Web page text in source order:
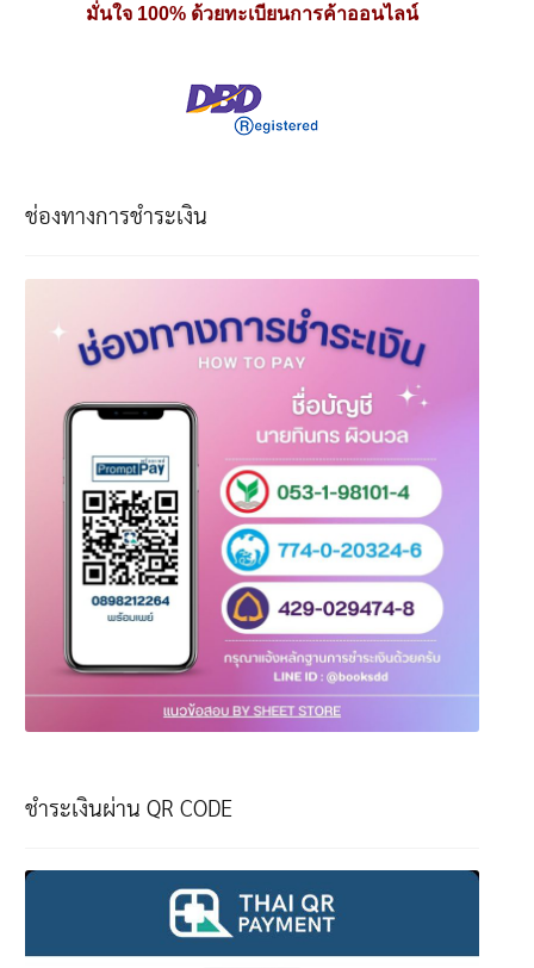
มั่นใจ 100% ด้วยทะเบียนการค้าออนไลน์
ช่องทางการชำระเงิน
ชำระเงินผ่าน QR CODE